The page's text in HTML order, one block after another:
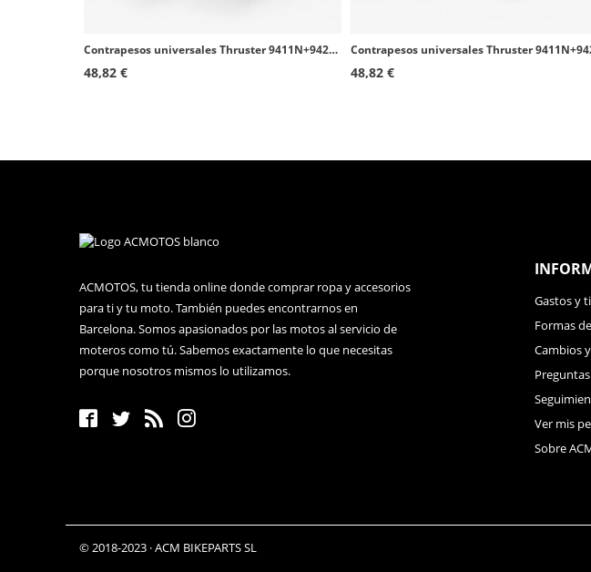
Contrapesos universales Thruster 9411N+9420P Puig color Plata
48,82 € 48,82 €
ACMOTOS, tu tienda online donde comprar ropa y accesorios
para ti y tu moto. También puedes encontrarnos en
Barcelona. Somos apasionados por las motos al servicio de
moteros como tú. Sabemos exactamente lo que necesitas
porque nosotros mismos lo utilizamos.
Gastos y
Formas
Cambios
Ver mis
Sobre
© 2018-2023 · ACM BIKEPARTS SL